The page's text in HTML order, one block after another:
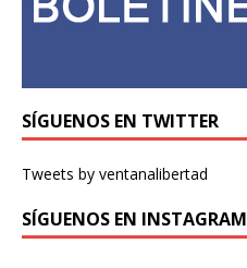
SÍGUENOS EN TWITTER
Tweets by ventanalibertad
SÍGUENOS EN INSTAGRAM